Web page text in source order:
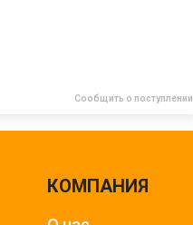
Сообщить о поступлении
КОМПАНИЯ